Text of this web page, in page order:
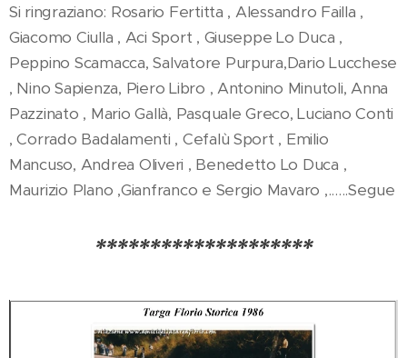
Si ringraziano: Rosario Fertitta , Alessandro Failla ,
Giacomo Ciulla , Aci Sport , Giuseppe Lo Duca ,
Peppino Scamacca, Salvatore Purpura,Dario Lucchese
, Nino Sapienza, Piero Libro , Antonino Minutoli, Anna
Pazzinato , Mario Gallà, Pasquale Greco, Luciano Conti
, Corrado Badalamenti , Cefalù Sport , Emilio
Mancuso, Andrea Oliveri , Benedetto Lo Duca ,
Maurizio Plano ,Gianfranco e Sergio Mavaro ,......Segue
********************